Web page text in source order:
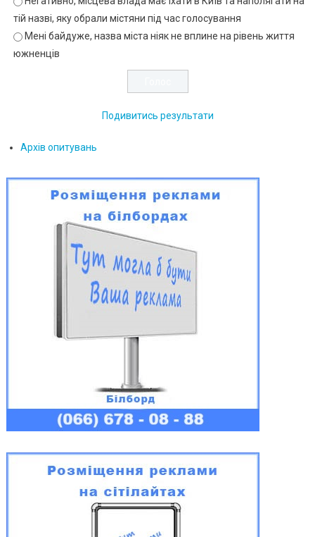
тій назві, яку обрали містяни під час голосування
Мені байдуже, назва міста ніяк не вплине на рівень життя
южненців
Подивитись результати
Архів опитувань